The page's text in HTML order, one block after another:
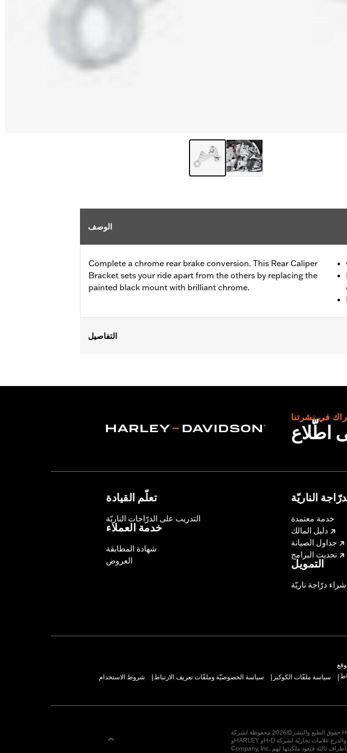
الوصف
Complete a chrome rear brake conversion. This Rear Caliper
Bracket sets your ride apart from the others by replacing the
painted black mount with brilliant chrome.
التفاصيل
Position On Bike:Rear
www.h-d.com/warranty
في نشرتنا
اطّلاع
تعلّم القيادة
التدريب على الدرّاجات الناريّة
خدمة العملاء
شهادة المطابقة
العروض
الناريّة
خدمة معتمدة
دليل المالك
جداول الصيانة
تحديث البرامج
التمويل
درّاجة ناريّة
شروط الاستخدام
سياسة الخصوصيّة وملفّات تعريف الارتباط سياسة ملفّات الكوكيز
حقوق الطبع والنشر©2026 محفوظة لشركة H-D وشركاتها التابعة. HARLEY-DAVIDSON
وHARLEY وH-D وشعار الشّريط والدرع علامات تجاريّة لشركة Harley-Davidson Motor